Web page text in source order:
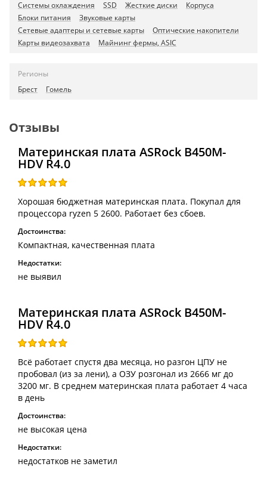
Системы охлаждения
SSD Жесткие диски
Корпуса
Блоки питания
Звуковые карты
Сетевые адаптеры и сетевые карты
Оптические накопители
Карты видеозахвата
Майнинг фермы, ASIC
Регионы
Брест
Гомель
Отзывы
Материнская плата ASRock B450M-
HDV R4.0
Хорошая бюджетная материнская плата. Покупал для
процессора ryzen 5 2600. Работает без сбоев.
Достоинства:
Компактная, качественная плата
Недостатки:
не выявил
Материнская плата ASRock B450M-
HDV R4.0
Всё работает спустя два месяца, но разгон ЦПУ не
пробовал (из за лени), а ОЗУ розгонал из 2666 мг до
3200 мг. В среднем материнская плата работает 4 часа
в день
Достоинства:
не высокая цена
Недостатки:
недостатков не заметил